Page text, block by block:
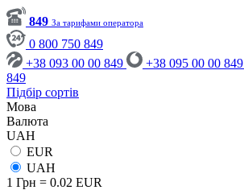
849 За тарифами оператора
0 800 750 849
+38 093 00 00 849
+38 095 00 00 849
849
Підбір сортів
Мова
Валюта
UAH
EUR
UAH
1 Грн = 0.02 EUR